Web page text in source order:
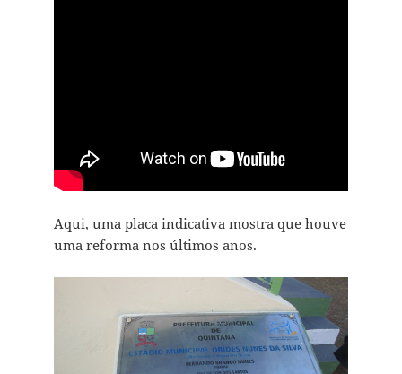
Aqui, uma placa indicativa mostra que houve
uma reforma nos últimos anos.